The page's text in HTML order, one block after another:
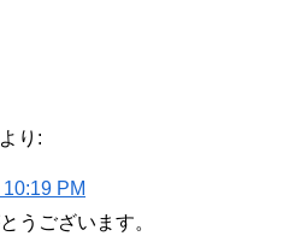
より:
PM
うございます。